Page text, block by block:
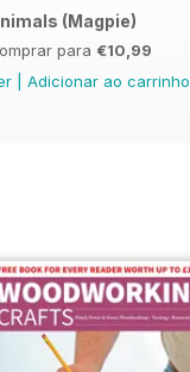
(Magpie)
para €10,99
Adicionar ao carrinho